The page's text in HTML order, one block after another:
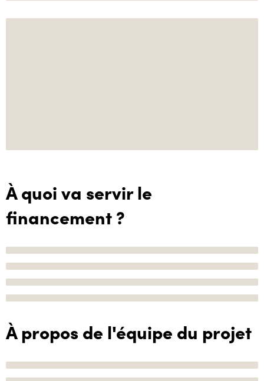
À quoi va servir le
financement ?
À propos de l'équipe du projet